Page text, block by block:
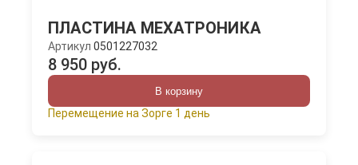
ПЛАСТИНА МЕХАТРОНИКА
Артикул 0501227032
8 950 руб.
В корзину
Перемещение на Зорге 1 день